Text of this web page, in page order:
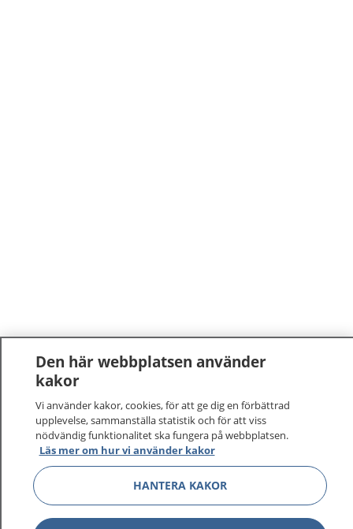
Den här webbplatsen använder
kakor
Vi använder kakor, cookies, för att ge dig en förbättrad
upplevelse, sammanställa statistik och för att viss
nödvändig funktionalitet ska fungera på webbplatsen.
Läs mer om hur vi använder kakor
HANTERA KAKOR